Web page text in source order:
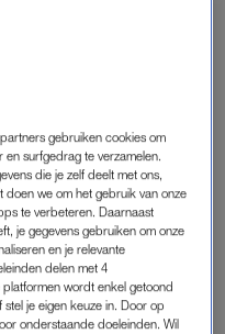
anderen de overgang
om taboes te
“Ik dacht eerst dat ze het
veel te jong.’” Maar
wel vijf jonge vrouwen met
veel aandacht krijgen.”
‘Leven met POI’ op,
kunnen komen en
gebruiken cookies om
surfgedrag te verzamelen.
die je zelf deelt met ons,
doen we om het gebruik van onze
te verbeteren. Daarnaast
je gegevens gebruiken om onze
en je relevante
delen met 4
wordt enkel getoond
stel je eigen keuze in. Door op
onderstaande doeleinden. Wil